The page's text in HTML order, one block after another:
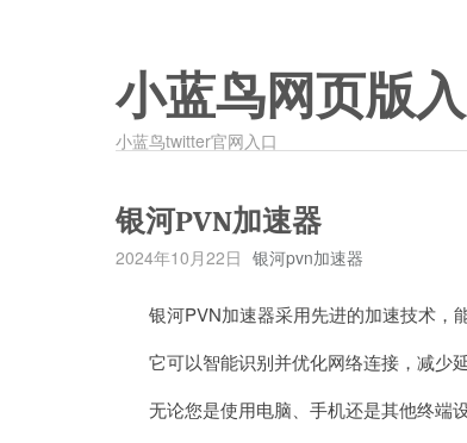
小蓝鸟网页版入
小蓝鸟twitter官网入口
银河PVN加速器
2024年10月22日 银河pvn加速器
银河PVN加速器采用先进的加速技术，能
它可以智能识别并优化网络连接，减少延
无论您是使用电脑、手机还是其他终端设